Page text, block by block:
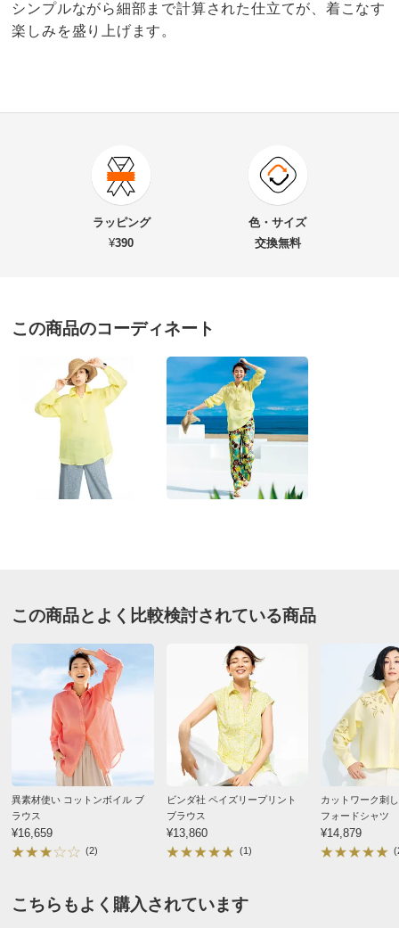
シンプルながら細部まで計算された仕立てが、着こなす
楽しみを盛り上げます。
900-1838-02
送料・送料種
基本配送料：¥880
お支払い方法 送料について
■色：カナリアイエロー
■素材：麻100％
■前中心ボタン2個途中開き
■原産国：中国製
サイズ記号 7 9
バスト
バスト（適応） 83
着丈（前） 69 69
着丈（後） 74 74
肩幅 46 47
袖丈 55
10 11
袖回り 42
ウエスト(適応) 61
ラッピング
¥390
色・サイズ
交換無料
この商品のコーディネート
この商品とよく比較検討されている商品
異素材使い コットンボイル ブ
ラウス
¥16,659
(2)
ビンダ社 ペイズリープリント
ブラウス
¥13,860
(1)
カットワーク刺
フォードシャツ
¥14,879
こちらもよく購入されています